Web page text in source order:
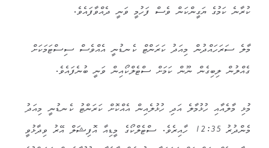
ކުރާނެ ކަމުގެ ޔަގީންކަން ވެސް ފަހުމީ ވަނީ ދެއްވާފައެވެ.
މާލެ ސަރަހައްދުން މިއަދު ކަރަންޓް ކެނޑުނީ އެއްވެސް ސިސްޓަމަކަށް
ގެއްލުން ލިބިގެން ނޫން ކަމަށް ސްޓެލްކޯއިން ވަނީ ބުނެފައެވެ.
މުޅި މާލެއާއި ހުޅުމާލެ އަދި ހުޅުލެއިން އެއްކޮށް ކަރަންޓު ކެނޑުނީ މިއަދު
މެންދުރު 12:35 ހާއިރެވެ. ސްޓެލްކޯގެ މީޑިއާ އޮފިޝަލް އޭރު ވިދާޅުވީ